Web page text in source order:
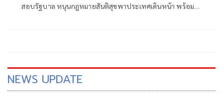
สอบรัฐบาล หนุนกฎหมายสันติสุขพาประเทศเดินหน้า พร้อมชี้
NEWS UPDATE